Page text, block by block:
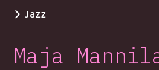
Jazz
Maja